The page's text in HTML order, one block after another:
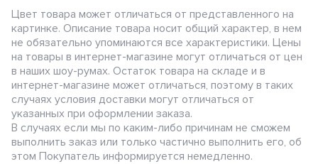
Цвет товара может отличаться от представленного на
картинке. Описание товара носит общий характер, в нем
не обязательно упоминаются все характеристики. Цены
на товары в интернет-магазине могут отличаться от цен
в наших шоу-румах. Остаток товара на складе и в
интернет-магазине может отличаться, поэтому в таких
случаях условия доставки могут отличаться от
указанных при оформлении заказа.
В случаях если мы по каким-либо причинам не сможем
выполнить заказ или только частично выполнить его, об
этом Покупатель информируется немедленно.